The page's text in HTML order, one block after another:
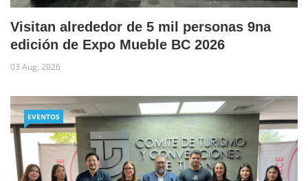
Visitan alrededor de 5 mil personas 9na
edición de Expo Mueble BC 2026
03 Aug, 2026
EVENTOS